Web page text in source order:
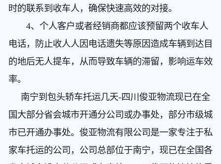
时的联系到收车人，确保快速高效的对接。
4、个人客户或者经销商都应该预留两个收车人
电话，防止收人人因电话遗失等原因造成车辆到达目
的地后无人提车，从而导致车辆的滞留，影响运车效
率。
南宁到包头轿车托运几天-四川俊亚物流现已在全
国大部分省会城市开通分公司或办事处，部分市级城
市已开通办事处。俊亚物流有限公司是一家专注于私
家车托运的公司，公司总部位于南宁，现已在全国各